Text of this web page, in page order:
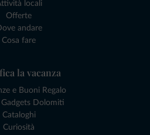
locali
Offerte
andare
Cosa fare
la vacanza
e Buoni Regalo
Gadgets Dolomiti
Cataloghi
Curiosità